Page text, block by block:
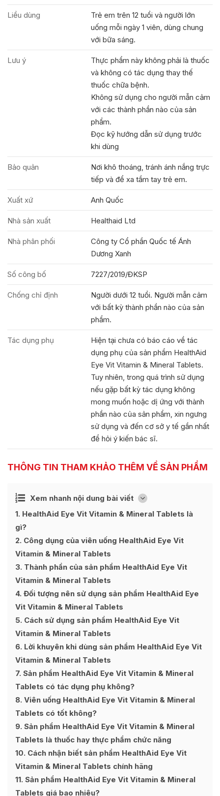
Liều dùng
Trẻ em trên 12 tuổi và người lớn
uống mỗi ngày 1 viên, dùng chung
với bữa sáng.
Lưu ý
Thực phẩm này không phải là thuốc
và không có tác dụng thay thế
thuốc chữa bệnh.
Không sử dụng cho người mẫn cảm
với các thành phần nào của sản
phẩm.
Đọc kỹ hướng dẫn sử dụng trước
khi dùng
Bảo quản
Nơi khô thoáng, tránh ánh nắng trực
tiếp và để xa tầm tay trẻ em.
Xuất xứ Anh Quốc
Nhà sản xuất Healthaid Ltd
Nhà phân phối
Công ty Cổ phần Quốc tế Ánh
Dương Xanh
Số công bố 7227/2019/ĐKSP
Chống chỉ định
Người dưới 12 tuổi. Người mẫn cảm
với bất kỳ thành phần nào của sản
phẩm.
Tác dụng phụ
Hiện tại chưa có báo cáo về tác
dụng phụ của sản phẩm HealthAid
Eye Vit Vitamin & Mineral Tablets.
Tuy nhiên, trong quá trình sử dụng
nếu gặp bất kỳ tác dụng không
mong muốn hoặc dị ứng với thành
phần nào của sản phẩm, xin ngưng
sử dụng và đến cơ sở y tế gần nhất
để hỏi ý kiến bác sĩ.
THÔNG TIN THAM KHẢO THÊM VỀ SẢN PHẨM
Xem nhanh nội dung bài viết [
Ẩn
1 HealthAid Eye Vit Vitamin & Mineral Tablets là
gì?
2 Công dụng của viên uống HealthAid Eye Vit
Vitamin & Mineral Tablets
3 Thành phần của sản phẩm HealthAid Eye Vit
Vitamin & Mineral Tablets
4 Đối tượng nên sử dụng sản phẩm HealthAid Eye
Vit Vitamin & Mineral Tablets
5 Cách sử dụng sản phẩm HealthAid Eye Vit
Vitamin & Mineral Tablets
6 Lời khuyên khi dùng sản phẩm HealthAid Eye Vit
Vitamin & Mineral Tablets
7 Sản phẩm HealthAid Eye Vit Vitamin & Mineral
Tablets có tác dụng phụ không?
8 Viên uống HealthAid Eye Vit Vitamin & Mineral
Tablets có tốt không?
9 Sản phẩm HealthAid Eye Vit Vitamin & Mineral
Tablets là thuốc hay thực phẩm chức năng
10 Cách nhận biết sản phẩm HealthAid Eye Vit
Vitamin & Mineral Tablets chính hãng
11 Sản phẩm HealthAid Eye Vit Vitamin & Mineral
Tablets giá bao nhiêu?